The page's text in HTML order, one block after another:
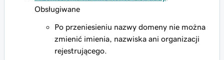
Obsługiwane
Po przeniesieniu nazwy domeny nie można
zmienić imienia, nazwiska ani organizacji
rejestrującego.